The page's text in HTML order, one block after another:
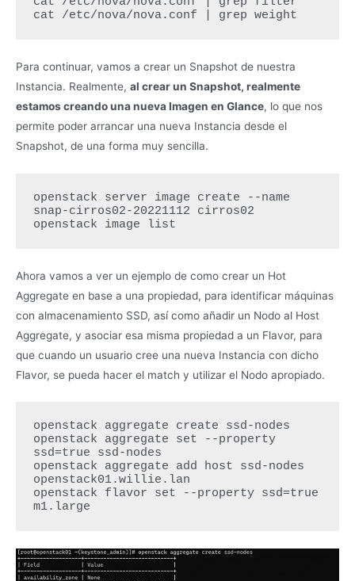
cat /etc/nova/nova.conf | grep weight
Para continuar, vamos a crear un Snapshot de nuestra
Instancia. Realmente, al crear un Snapshot, realmente
estamos creando una nueva Imagen en Glance, lo que nos
permite poder arrancar una nueva Instancia desde el
Snapshot, de una forma muy sencilla.
openstack server image create --name
snap-cirros02-20221112 cirros02
openstack image list
Ahora vamos a ver un ejemplo de como crear un Hot
Aggregate en base a una propiedad, para identificar máquinas
con almacenamiento SSD, así como añadir un Nodo al Host
Aggregate, y asociar esa misma propiedad a un Flavor, para
que cuando un usuario cree una nueva Instancia con dicho
Flavor, se pueda hacer el match y utilizar el Nodo apropiado.
openstack aggregate create ssd-nodes
openstack aggregate set --property
ssd=true ssd-nodes
openstack aggregate add host ssd-nodes
openstack01.willie.lan
openstack flavor set --property ssd=true
m1.large